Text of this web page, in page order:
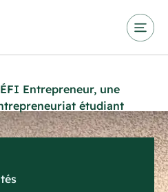
Entrepreneur, une
étudiant